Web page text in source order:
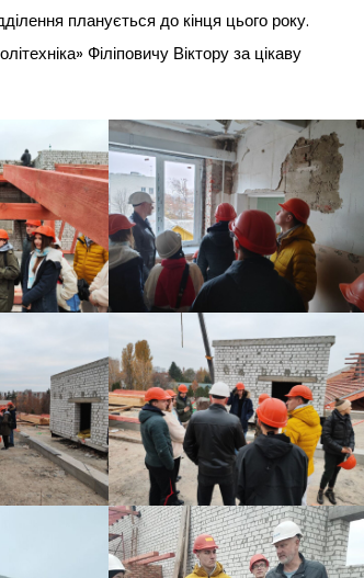
планується до кінця цього року.
Філіповичу Віктору за цікаву